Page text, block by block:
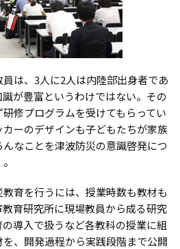
は、3人に2人は内陸部出身者であ
が豊富というわけではない。その
修プログラムを受けてもらってい
ーのデザインも子どもたちが家族
なことを津波防災の意識啓発につ
育を行うには、授業時数も教材も
育研究所に現場教員から成る研究
導入で扱うなど各教科の授業に組
、開発過程から実践段階まで公開